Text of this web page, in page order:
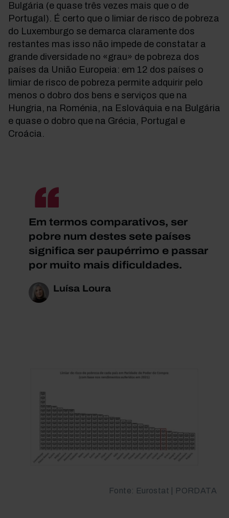
Bulgária (e quase três vezes mais que o de
Portugal). É certo que o limiar de risco de pobreza
do Luxemburgo se demarca claramente dos
restantes mas isso não impede de constatar a
grande diversidade no «grau» de pobreza dos
países da União Europeia: em 12 dos países o
limiar de risco de pobreza permite adquirir pelo
menos o dobro dos bens e serviços que na
Hungria, na Roménia, na Eslováquia e na Bulgária
e quase o dobro que na Grécia, Portugal e
Croácia.
Em termos comparativos, ser
pobre num destes sete países
significa ser paupérrimo e passar
por muito mais dificuldades.
Luísa Loura
Fonte: Eurostat | PORDATA